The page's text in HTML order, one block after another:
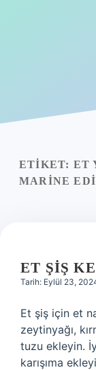
Yasal Uyarı
ETIKET: ET
MARINE
ET ŞIŞ
Tarih: Eylül 23,
Et şiş için et
zeytinyağı,
tuzu ekleyin.
karışıma